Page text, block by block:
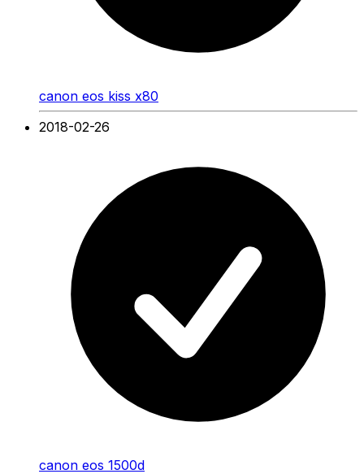
canon eos kiss x80
2018-02-26
canon eos 1500d